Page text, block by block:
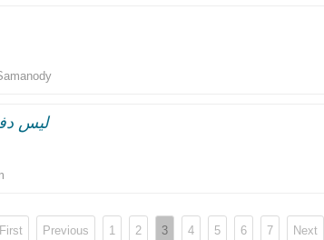
ليس
First Previous 1 2 3 4 5 6 7 Next